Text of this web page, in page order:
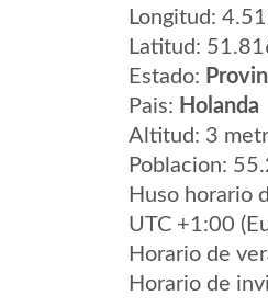
Longitud:
Latitud:
Estado:
Pais: Holanda
Altitud: 3
Poblacion:
Huso horario
UTC +1:00
Horario de
Horario de